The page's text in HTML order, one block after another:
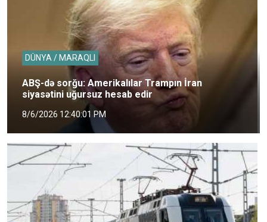
DÜNYA / MARAQLI
ABŞ-də sorğu: Amerikalılar Trampın İran
siyasətini uğursuz hesab edir
8/6/2026 12:40:01 PM